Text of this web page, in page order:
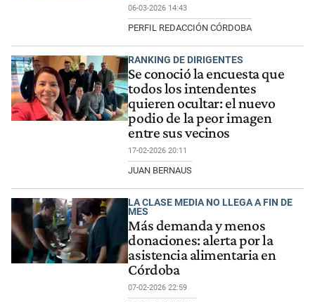
06-03-2026 14:43
PERFIL REDACCIÓN CÓRDOBA
RANKING DE DIRIGENTES
Se conoció la encuesta que
todos los intendentes
quieren ocultar: el nuevo
podio de la peor imagen
entre sus vecinos
17-02-2026 20:11
JUAN BERNAUS
LA CLASE MEDIA NO LLEGA A FIN DE
MES
Más demanda y menos
donaciones: alerta por la
asistencia alimentaria en
Córdoba
07-02-2026 22:59